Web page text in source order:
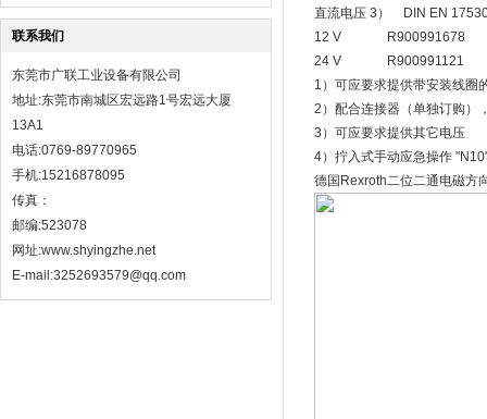
联系我们
东莞市广联工业设备有限公司
地址:东莞市南城区宏远路1号宏远大厦
13A1
电话:0769-89770965
手机:15216878095
传真：
邮编:523078
网址:www.shyingzhe.net
E-mail:3252693579@qq.com
直流电压 3） DIN EN
12 V R900991678
24 V R900991121
1）可应要求提供带安装线圈
2）配合连接器（单独订购）
3）可应要求提供其它电压
4）拧入式手动应急操作
德国Rexroth二位二通电磁方